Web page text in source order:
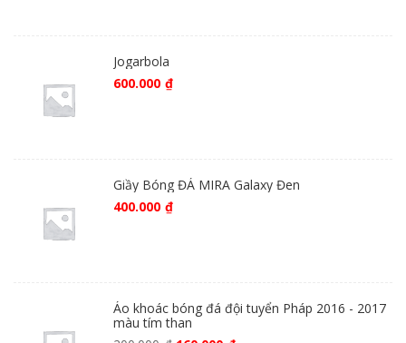
Jogarbola
600.000 ₫
Giầy Bóng ĐÁ MIRA Galaxy Đen
400.000 ₫
Áo khoác bóng đá đội tuyển Pháp 2016 - 2017
màu tím than